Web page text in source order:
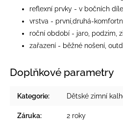
reflexní prvky - v bočních
vrstva - první,druhá-
roční období - jaro, podzim,
zařazení - běžné nošení,
Doplňkové parametry
Kategorie: Dětské zimní
Záruka: 2 roky